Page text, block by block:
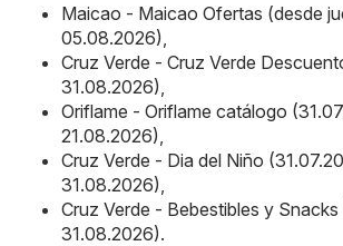
Maicao - Maicao Ofertas (desde
05.08.2026)
Cruz Verde - Cruz Verde
31.08.2026)
Oriflame - Oriflame catálogo
21.08.2026)
Cruz Verde - Dia del Niño
31.08.2026)
Cruz Verde - Bebestibles y
31.08.2026).